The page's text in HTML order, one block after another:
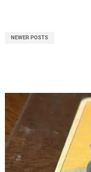
NEWER POSTS